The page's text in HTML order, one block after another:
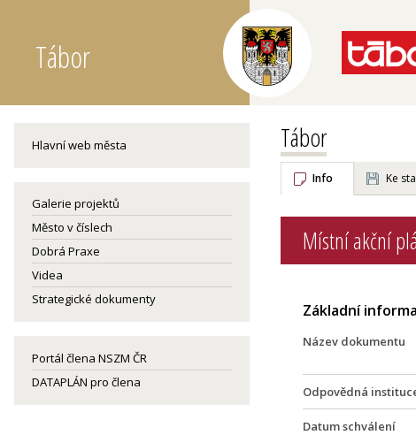
Tábor
Hlavní web města
Galerie projektů
Město v číslech
Dobrá Praxe
Videa
Strategické dokumenty
Portál člena NSZM ČR
DATAPLÁN pro člena
Tábor
Info Ke
Místní akční
Základní
Název dokumentu
Odpovědná
Datum schválení